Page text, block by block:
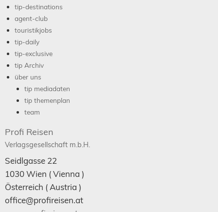
tip-destinations
agent-club
touristikjobs
tip-daily
tip-exclusive
tip Archiv
über uns
tip mediadaten
tip themenplan
team
Profi Reisen
Verlagsgesellschaft m.b.H.
Seidlgasse 22
1030Wien ( Vienna )
Österreich (Austria )
office@profireisen.at